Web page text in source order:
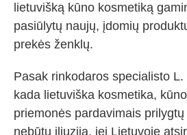
lietuvišką kūno kosmetiką
pasiūlytų naujų, įdomių
prekės ženklų.
Pasak rinkodaros specialisto
kada lietuviška kosmetika,
priemonės pardavimais
nebūtų iliuzija, jei Lietuvoje